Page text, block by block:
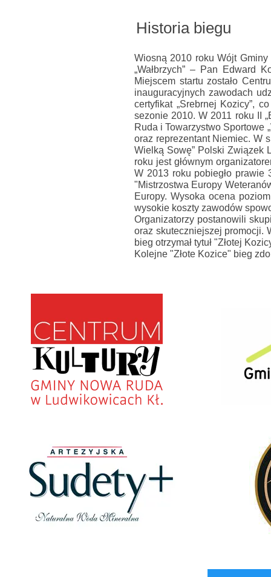
Wiosną 2010 roku Wójt
„Wałbrzych” – Pan Edward
Miejscem startu zostało
inauguracyjnych zawodach
certyfikat „Srebrnej Kozicy”,
sezonie 2010. W 2011 roku II
Ruda i Towarzystwo Sportowe
oraz reprezentant Niemiec. W
Wielką Sowę” Polski Związek
roku jest głównym
W 2013 roku pobiegło
"Mistrzostwa Europy
Europy. Wysoka ocena
wysokie koszty zawodów
Organizatorzy postanowili
oraz skuteczniejszej promocji.
bieg otrzymał tytuł "Złotej
Kolejne "Złote Kozice" bieg
Historia biegu